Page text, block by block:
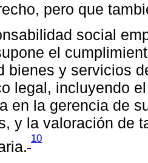
pero que
social
el
bienes y servicios
legal, incluyendo
en la gerencia de
y la valoración de
10